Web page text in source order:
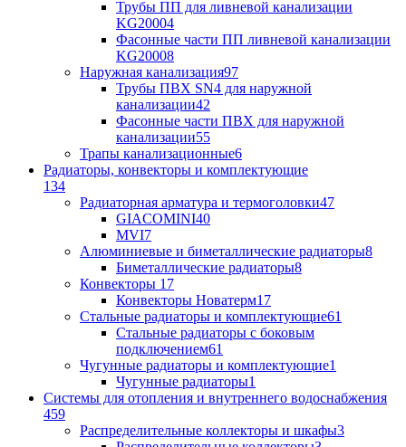
Трубы ПП для ливневой канализации
KG20004
Фасонные части ПП ливневой канализации
KG20008
Наружная канализация97
Трубы ПВХ SN4 для наружной
канализации42
Фасонные части ПВХ для наружной
канализации55
Трапы канализационные6
Радиаторы, конвекторы и комплектующие
134
Радиаторная арматура и термоголовки47
GIACOMINI40
MVI7
Алюминиевые и биметаллические радиаторы8
Биметаллические радиаторы8
Конвекторы 17
Конвекторы Новатерм17
Стальные радиаторы и комплектующие61
Стальные радиаторы с боковым
подключением61
Чугунные радиаторы и комплектующие1
Чугунные радиаторы1
Системы для отопления и внутреннего водоснабжения
459
Распределительные коллекторы и шкафы3